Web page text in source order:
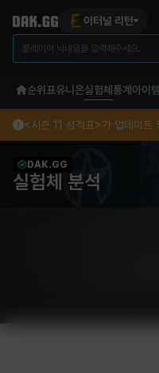
이터널 리턴
순위표유니온실험체 통계 아이템
<시즌 11 성적표>가 업데이트
DAK.GG
실험체 분석